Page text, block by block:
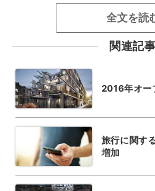
全文を読
関連記事
2016年オー
旅行に関す
増加